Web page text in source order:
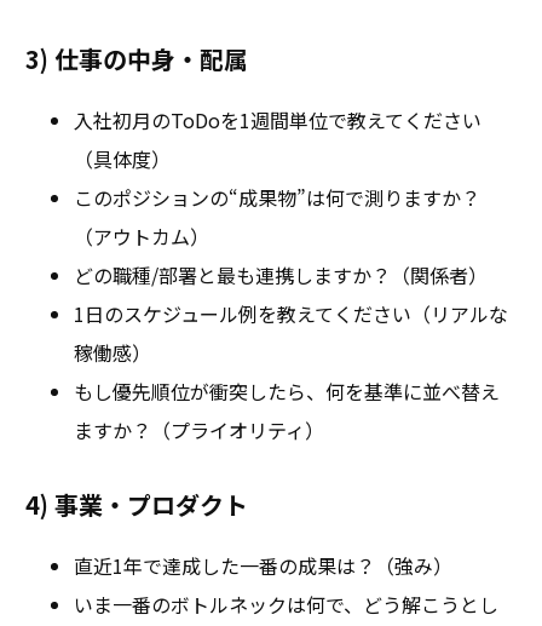
3) 仕事の中身・配属
入社初月のToDoを1週間単位で教えてください
（具体度）
このポジションの“成果物”は何で測りますか？
（アウトカム）
どの職種/部署と最も連携しますか？（関係者）
1日のスケジュール例を教えてください（リアルな
稼働感）
もし優先順位が衝突したら、何を基準に並べ替え
ますか？（プライオリティ）
4) 事業・プロダクト
直近1年で達成した一番の成果は？（強み）
いま一番のボトルネックは何で、どう解こうとし